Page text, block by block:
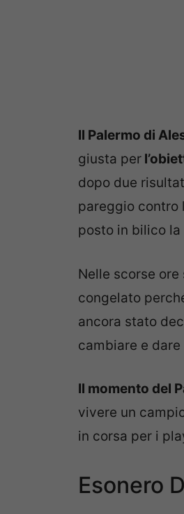
Il Palermo di
giusta per
dopo due
pareggio contro
posto in bilico la
Nelle scorse
congelato
ancora stato
cambiare e dare
Il momento del
vivere un
in corsa per i
Esonero